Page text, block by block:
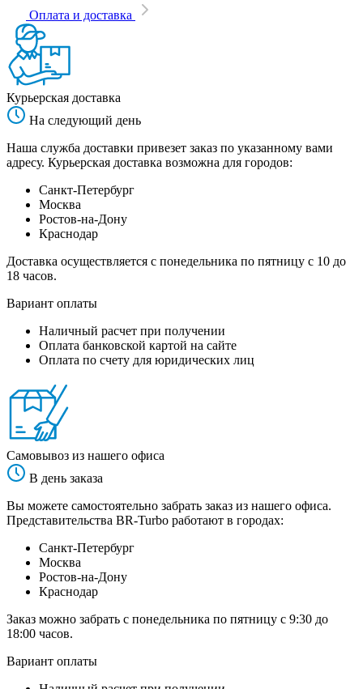
Оплата и доставка
Курьерская доставка
На следующий день
Наша служба доставки привезет заказ по указанному вами
адресу. Курьерская доставка возможна для городов:
Санкт-Петербург
Москва
Ростов-на-Дону
Краснодар
Доставка осуществляется с понедельника по пятницу с 10 до
18 часов.
Вариант оплаты
Наличный расчет при получении
Оплата банковской картой на сайте
Оплата по счету для юридических лиц
Самовывоз из нашего офиса
В день заказа
Вы можете самостоятельно забрать заказ из нашего офиса.
Представительства BR-Turbo работают в городах:
Санкт-Петербург
Москва
Ростов-на-Дону
Краснодар
Заказ можно забрать с понедельника по пятницу с 9:30 до
18:00 часов.
Вариант оплаты